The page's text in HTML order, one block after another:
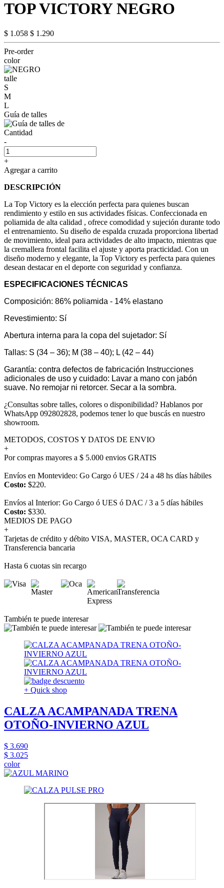
TOP VICTORY NEGRO
$ 1.058 $ 1.290
Pre-order
color
talle
S
M
L
Guía de talles
Cantidad
-
+
Agregar a carrito
DESCRIPCIÓN
La Top Victory es la elección perfecta para quienes buscan
rendimiento y estilo en sus actividades físicas. Confeccionada en
poliamida de alta calidad , ofrece comodidad y sujeción durante todo
el entrenamiento. Su diseño de espalda cruzada proporciona libertad
de movimiento, ideal para actividades de alto impacto, mientras que
la cremallera frontal facilita el ajuste y aporta practicidad. Con un
diseño moderno y elegante, la Top Victory es perfecta para quienes
desean destacar en el deporte con seguridad y confianza.
ESPECIFICACIONES TÉCNICAS
Composición: 86% poliamida - 14% elastano
Revestimiento: Sí
Abertura interna para la copa del sujetador: Sí
Tallas: S (34 – 36); M (38 – 40); L (42 – 44)
Garantía: contra defectos de fabricación Instrucciones
adicionales de uso y cuidado: Lavar a mano con jabón
suave. No remojar ni retorcer. Secar a la sombra.
¿Consultas sobre talles, colores o disponibilidad? Hablanos por
WhatsApp 092802828, podemos tener lo que buscás en nuestro
showroom.
METODOS, COSTOS Y DATOS DE ENVIO
+
Por compras mayores a $ 5.000 envios GRATIS
Envíos en Montevideo: Go Cargo ó UES / 24 a 48 hs días hábiles
Costo: $220.
Envíos al Interior: Go Cargo ó UES ó DAC / 3 a 5 días hábiles
Costo: $330.
MEDIOS DE PAGO
+
Tarjetas de crédito y débito VISA, MASTER, OCA CARD y
Transferencia bancaria
Hasta 6 cuotas sin recargo
También te puede interesar
+ Quick shop
CALZA ACAMPANADA TRENA
OTOÑO-INVIERNO AZUL
$ 3.690
$ 3.025
color